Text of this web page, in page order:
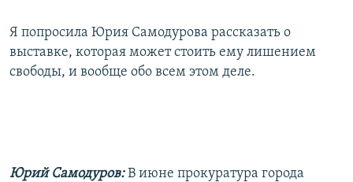
Я попросила Юрия Самодурова рассказать о
выставке, которая может стоить ему лишением
свободы, и вообще обо всем этом деле.
Юрий Самодуров: В июне прокуратура города